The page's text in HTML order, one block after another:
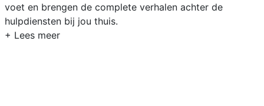
voet en brengen de complete verhalen achter de
hulpdiensten bij jou thuis.